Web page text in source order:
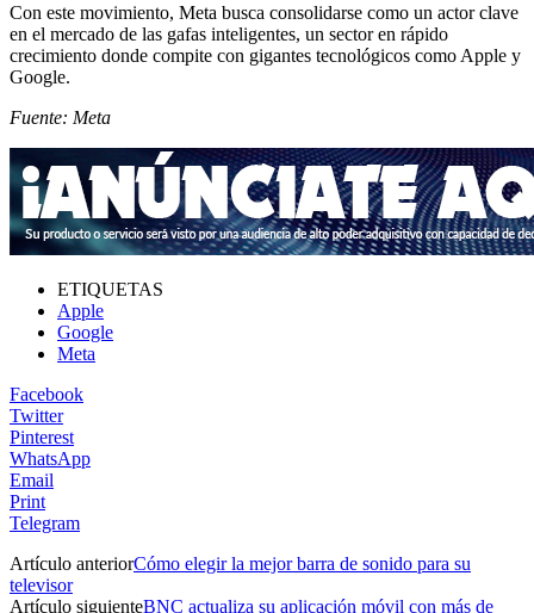
Con este movimiento, Meta busca consolidarse como un actor clave
en el mercado de las gafas inteligentes, un sector en rápido
crecimiento donde compite con gigantes tecnológicos como Apple y
Google.
Fuente: Meta
ETIQUETAS
Apple
Google
Meta
Facebook
Twitter
Pinterest
WhatsApp
Email
Print
Telegram
Artículo anteriorCómo elegir la mejor barra de sonido para su
televisor
Artículo siguienteBNC actualiza su aplicación móvil con más de